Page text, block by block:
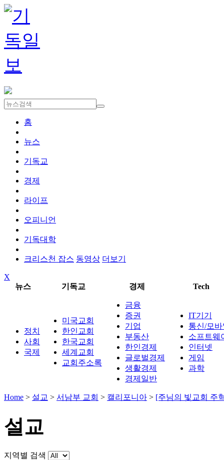
홈
뉴스
기독교
경제
라이프
오피니언
기독대학
크리스천 잡스 동영상 더보기
X
뉴스
기독교 경제 Tech
정치
사회
국제
미국교회
한인교회
한국교회
세계교회
교회주소록
금융
증권
기업
부동산
한인경제
글로벌경제
생활경제
경제일반
IT기기
통신/모
소프트웨
인터넷
게임
과학
Home > 설교 > 서남부 교회 > 캘리포니아 > [주님의 빛교회 주
설교
지역별 검색